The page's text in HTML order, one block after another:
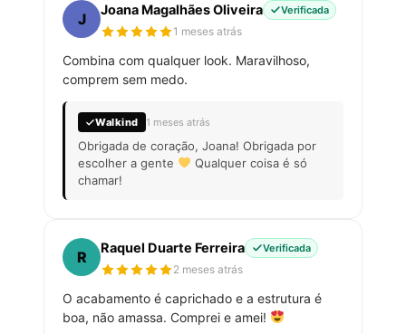
J
Joana Magalhães Oliveira Verificada
1 meses atrás
Combina com qualquer look. Maravilhoso,
comprem sem medo.
Walkind 1 meses atrás
Obrigada de coração, Joana! Obrigada por
escolher a gente
Qualquer coisa é só
chamar!
R
Raquel Duarte Ferreira Verificada
2 meses atrás
O acabamento é caprichado e a estrutura é
boa, não amassa. Comprei e amei!